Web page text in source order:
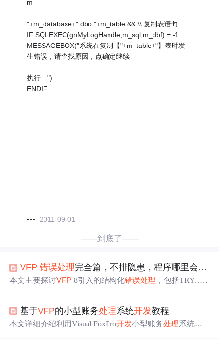
m
"+m_database+".dbo."+m_table && \\ 复制表语句
IF SQLEXEC(gnMyLogHandle,m_sql,m_dbf) = -1
MESSAGEBOX("系统在复制【"+m_table+"】表时发
生错误，请查找原因，点确定继续
执行！")
ENDIF
2011-09-01
——到底了——
VFP 错误处理完全篇，不排隐患，程序哪里会稳定
本文主要探讨VFP 8引入的结构化错误处理 ，包括TRY...C
量、更易维护。还对比了与其他错误处理的不同，如无法
返回错误代码，同时提及相关改进及社群招募等信息。
基于VFP的小型账务处理系统开发教程
本文详细介绍利用Visual FoxPro开发小型账务处理系统。